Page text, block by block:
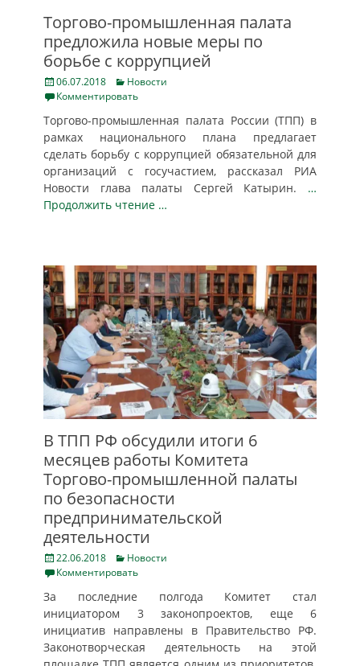
Торгово-промышленная палата
предложила новые меры по
борьбе с коррупцией
Posted
on
06.07.2018 Categories
Новости
Комментировать
Торгово-промышленная палата России (ТПП) в
рамках национального плана предлагает
сделать борьбу с коррупцией обязательной для
организаций с госучастием, рассказал РИА
Новости глава палаты Сергей Катырин. …
Продолжить чтение …
В ТПП РФ обсудили итоги 6
месяцев работы Комитета
Торгово-промышленной палаты
по безопасности
предпринимательской
деятельности
Posted
on
22.06.2018 Categories
Новости
Комментировать
За последние полгода Комитет стал
инициатором 3 законопроектов, еще 6
инициатив направлены в Правительство РФ.
Законотворческая деятельность на этой